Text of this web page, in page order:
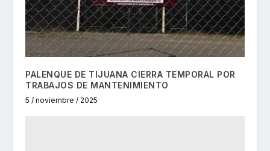
PALENQUE DE TIJUANA CIERRA TEMPORAL POR
TRABAJOS DE MANTENIMIENTO
5 / noviembre / 2025